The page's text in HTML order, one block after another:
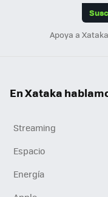
Apoya a
En Xataka
Streaming
Espacio
Energía